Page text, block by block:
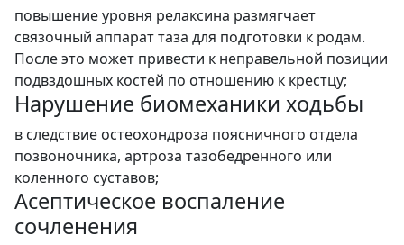
повышение уровня релаксина размягчает
связочный аппарат таза для подготовки к родам.
После это может привести к неправельной позиции
подвздошных костей по отношению к крестцу;
Нарушение биомеханики ходьбы
в следствие остеохондроза поясничного отдела
позвоночника, артроза тазобедренного или
коленного суставов;
Асептическое воспаление
сочленения